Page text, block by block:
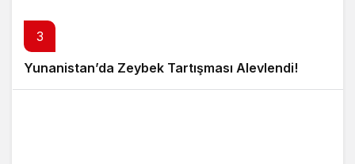
3
Yunanistan’da Zeybek Tartışması Alevlendi!